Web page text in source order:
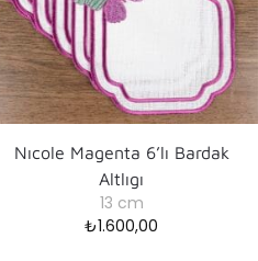
Nıcole Magenta 6’lı Bardak
Altlıgı
13 cm
₺1.600,00